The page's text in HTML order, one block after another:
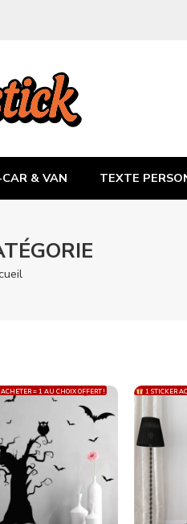
& VAN TEXTE
= 1 AU CHOIX OFFERT ! 1 STICKER